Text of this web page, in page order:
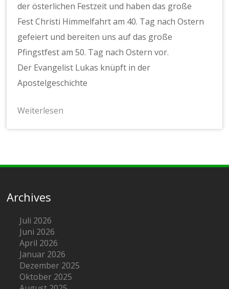
der österlichen Festzeit und haben das große
Fest Christi Himmelfahrt am 40. Tag nach Ostern
gefeiert und bereiten uns auf das große
Pfingstfest am 50. Tag nach Ostern vor.
Der Evangelist Lukas knüpft in der
Apostelgeschichte
Weiterlesen
Archives
Juli 2026
Juni 2026
April 2026
Januar 2026
Dezember 2025
Oktober 2025